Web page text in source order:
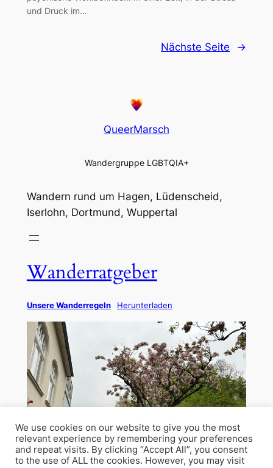
und Druck im…
Nächste Seite →
QueerMarsch
Wandergruppe LGBTQIA+
Wandern rund um Hagen, Lüdenscheid,
Iserlohn, Dortmund, Wuppertal
Wanderratgeber
Unsere Wanderregeln Herunterladen
We use cookies on our website to give you the most
relevant experience by remembering your preferences
and repeat visits. By clicking “Accept All”, you consent
to the use of ALL the cookies. However, you may visit